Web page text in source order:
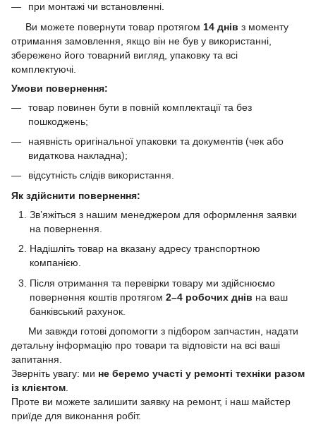
при монтажі чи встановленні.
Ви можете повернути товар протягом 14 днів з моменту
отримання замовлення, якщо він не був у використанні,
збережено його товарний вигляд, упаковку та всі
комплектуючі.
Умови повернення:
товар повинен бути в повній комплектації та без
пошкоджень;
наявність оригінальної упаковки та документів (чек або
видаткова накладна);
відсутність слідів використання.
Як здійснити повернення:
Зв’яжіться з нашим менеджером для оформлення заявки
на повернення.
Надішліть товар на вказану адресу транспортною
компанією.
Після отримання та перевірки товару ми здійснюємо
повернення коштів протягом 2–4 робочих днів на ваш
банківський рахунок.
Ми завжди готові допомогти з підбором запчастин, надати
детальну інформацію про товари та відповісти на всі ваші
запитання.
Зверніть увагу: ми не беремо участі у ремонті техніки разом
із клієнтом
Проте ви можете залишити заявку на ремонт, і наш майстер
приїде для виконання робіт.